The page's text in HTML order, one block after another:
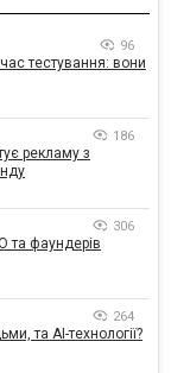
96
тестування: вони
186
рекламу з
306
та фаундерів
264
та AI-технології?